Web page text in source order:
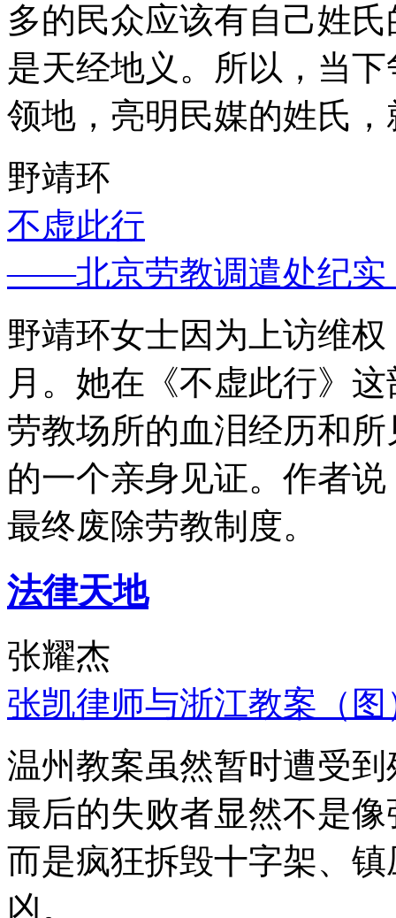
多的民众应该有自己姓
是天经地义。所以，当
领地，亮明民媒的姓氏
野靖环
不虚此行
——北京劳教调遣处纪实
野靖环女士因为上访维
月。她在《不虚此行》
劳教场所的血泪经历和
的一个亲身见证。作者
最终废除劳教制度。
法律天地
张耀杰
张凯律师与浙江教案（图
温州教案虽然暂时遭受
最后的失败者显然不是
而是疯狂拆毁十字架、
凶。